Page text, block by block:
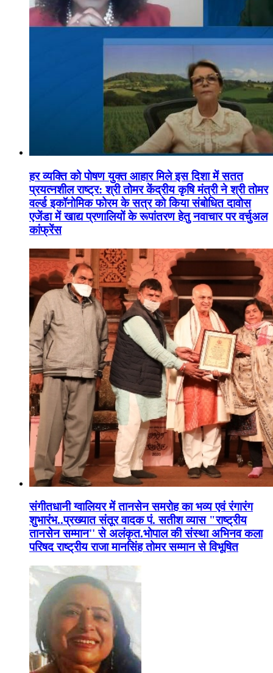
हर व्यक्ति को पोषण युक्त आहार मिले इस दिशा में सतत
प्रयत्नशील राष्ट्र: श्री तोमर केंद्रीय कृषि मंत्री ने श्री तोमर
वर्ल्ड इकॉनोमिक फोरम के सत्र को किया संबोधित दावोस
एजेंडा में खाद्य प्रणालियों के रूपांतरण हेतु नवाचार पर वर्चुअल
कांफ्रेंस
संगीतधानी ग्वालियर में तानसेन समरोह का भव्य एवं रंगारंग
शुभारंभ..प्रख्यात संतूर वादक पं. सतीश व्यास "राष्ट्रीय
तानसेन सम्मान'' से अलंकृत.भोपाल की संस्था अभिनव कला
परिषद राष्ट्रीय राजा मानसिंह तोमर सम्मान से विभूषित